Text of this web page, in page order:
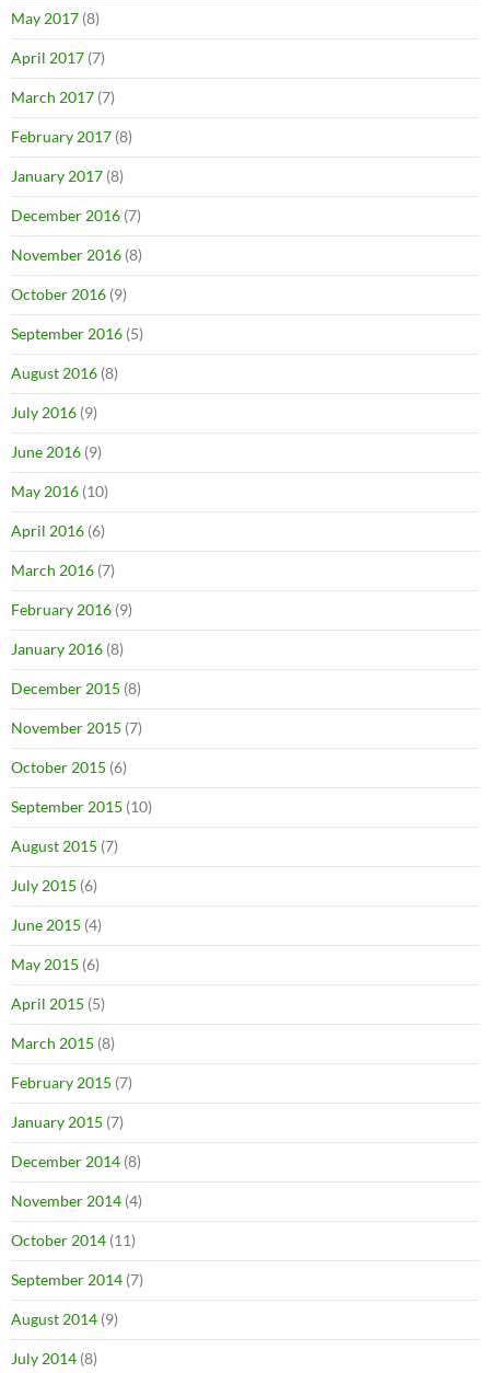
May 2017 (8)
April 2017 (7)
March 2017 (7)
February 2017 (8)
January 2017 (8)
December 2016 (7)
November 2016 (8)
October 2016 (9)
September 2016 (5)
August 2016 (8)
July 2016 (9)
June 2016 (9)
May 2016 (10)
April 2016 (6)
March 2016 (7)
February 2016 (9)
January 2016 (8)
December 2015 (8)
November 2015 (7)
October 2015 (6)
September 2015 (10)
August 2015 (7)
July 2015 (6)
June 2015 (4)
May 2015 (6)
April 2015 (5)
March 2015 (8)
February 2015 (7)
January 2015 (7)
December 2014 (8)
November 2014 (4)
October 2014 (11)
September 2014 (7)
August 2014 (9)
July 2014 (8)